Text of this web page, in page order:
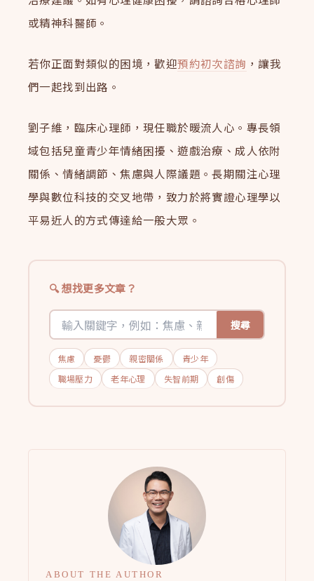
或精神科醫師。
若你正面對類似的困境，歡迎預約初次諮詢 ，讓我
們一起找到出路。
劉子維，臨床心理師，現任職於暖流人心。專長領
域包括兒童青少年情緒困擾、遊戲治療、成人依附
關係、情緒調節、焦慮與人際議題。長期關注心理
學與數位科技的交叉地帶，致力於將實證心理學以
平易近人的方式傳達給一般大眾。
想找更多文章？
搜尋
焦慮 憂鬱 親密關係
青少年
職場壓力
老年心理 失智前期 創傷
ABOUT THE AUTHOR